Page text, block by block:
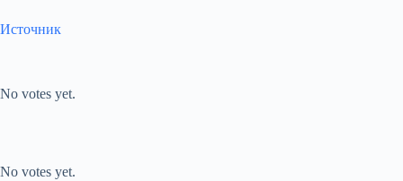
Источник
No votes yet.
No votes yet.